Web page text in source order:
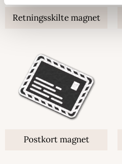
Retningsskilte magnet
Postkort magnet